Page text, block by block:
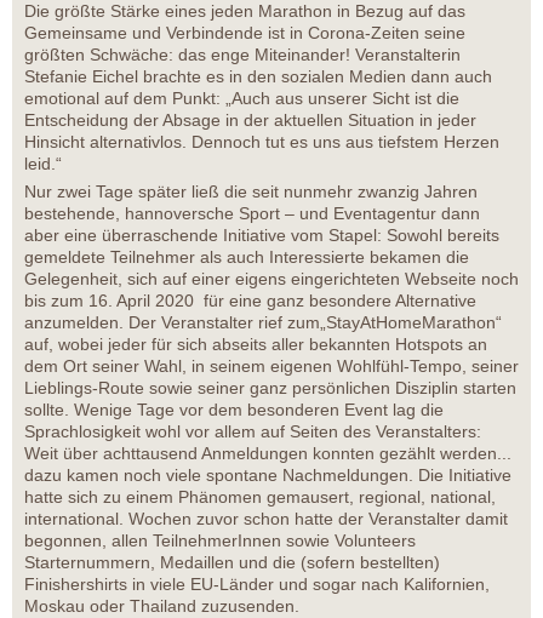
Die größte Stärke eines jeden Marathon in Bezug auf das
Gemeinsame und Verbindende ist in Corona-Zeiten seine
größten Schwäche: das enge Miteinander! Veranstalterin
Stefanie Eichel brachte es in den sozialen Medien dann auch
emotional auf dem Punkt: „Auch aus unserer Sicht ist die
Entscheidung der Absage in der aktuellen Situation in jeder
Hinsicht alternativlos. Dennoch tut es uns aus tiefstem Herzen
leid.“
Nur zwei Tage später ließ die seit nunmehr zwanzig Jahren
bestehende, hannoversche Sport – und Eventagentur dann
aber eine überraschende Initiative vom Stapel: Sowohl bereits
gemeldete Teilnehmer als auch Interessierte bekamen die
Gelegenheit, sich auf einer eigens eingerichteten Webseite noch
bis zum 16. April 2020 für eine ganz besondere Alternative
anzumelden. Der Veranstalter rief zum„StayAtHomeMarathon“
auf, wobei jeder für sich abseits aller bekannten Hotspots an
dem Ort seiner Wahl, in seinem eigenen Wohlfühl-Tempo, seiner
Lieblings-Route sowie seiner ganz persönlichen Disziplin starten
sollte. Wenige Tage vor dem besonderen Event lag die
Sprachlosigkeit wohl vor allem auf Seiten des Veranstalters:
Weit über achttausend Anmeldungen konnten gezählt werden...
dazu kamen noch viele spontane Nachmeldungen. Die Initiative
hatte sich zu einem Phänomen gemausert, regional, national,
international. Wochen zuvor schon hatte der Veranstalter damit
begonnen, allen TeilnehmerInnen sowie Volunteers
Starternummern, Medaillen und die (sofern bestellten)
Finishershirts in viele EU-Länder und sogar nach Kalifornien,
Moskau oder Thailand zuzusenden.